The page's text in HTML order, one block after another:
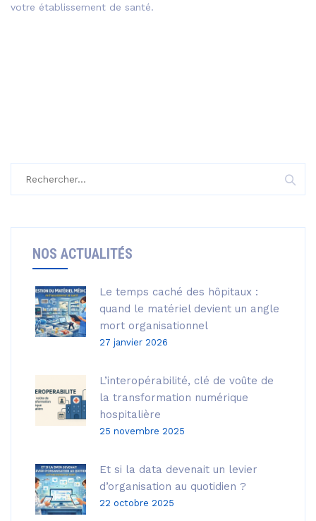
votre établissement de santé.
NOS ACTUALITÉS
Le temps caché des hôpitaux :
quand le matériel devient un angle
mort organisationnel
27 janvier 2026
L’interopérabilité, clé de voûte de
la transformation numérique
hospitalière
25 novembre 2025
Et si la data devenait un levier
d’organisation au quotidien ?
22 octobre 2025